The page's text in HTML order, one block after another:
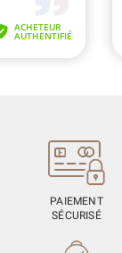
PAIEMENT
SÉCURISÉ